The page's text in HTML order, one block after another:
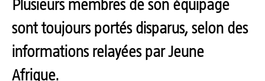
Plusieurs membres de son équipage
sont toujours portés disparus, selon des
informations relayées par Jeune
Afrique.